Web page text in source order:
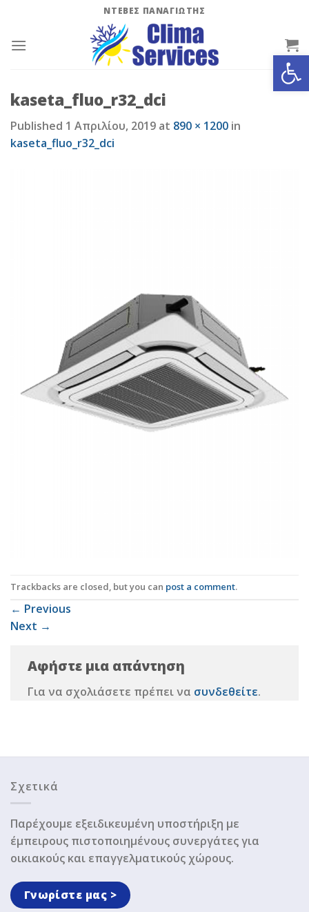
content
ΝΤΕΒΕΣ ΠΑΝΑΓΙΩΤΗΣ
kaseta_fluo_r32_dci
Published 1 Απριλίου, 2019 at 890 × 1200 in
kaseta_fluo_r32_dci
Trackbacks are closed, but you can post a comment.
← Previous
Next →
Αφήστε μια απάντηση
Για να σχολιάσετε πρέπει να συνδεθείτε.
Σχετικά
Παρέχουμε εξειδικευμένη υποστήριξη με
έμπειρους πιστοποιημένους συνεργάτες για
οικιακούς και επαγγελματικούς χώρους.
Γνωρίστε μας >